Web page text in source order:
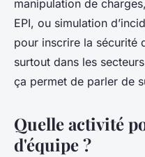
manipulation de
EPI, ou simulation
pour inscrire la sécurité
surtout dans les
ça permet de parler de
Quelle activité
d'équipe ?